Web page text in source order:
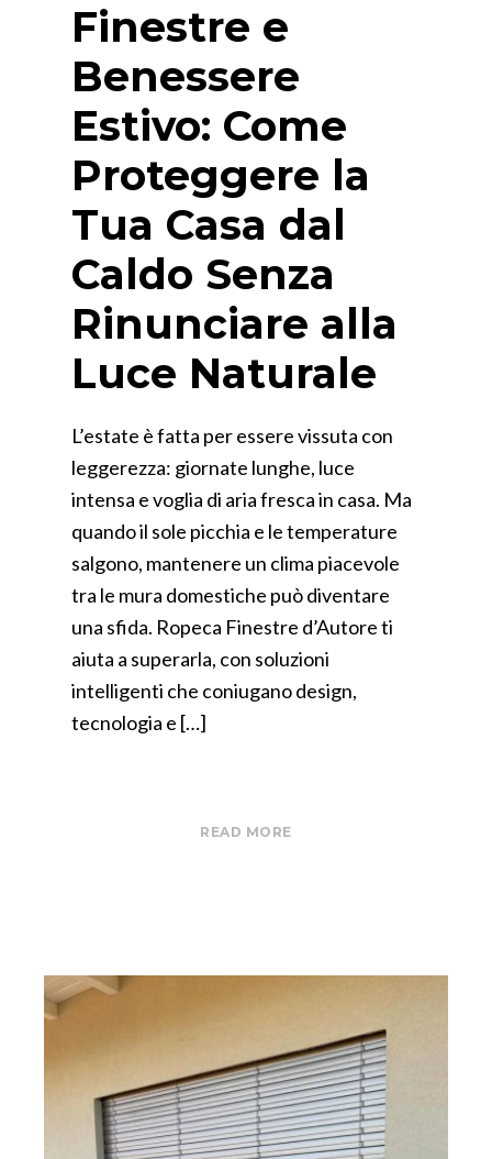
Finestre e
Benessere
Estivo: Come
Proteggere la
Tua Casa dal
Caldo Senza
Rinunciare alla
Luce Naturale
L’estate è fatta per essere vissuta con
leggerezza: giornate lunghe, luce
intensa e voglia di aria fresca in casa. Ma
quando il sole picchia e le temperature
salgono, mantenere un clima piacevole
tra le mura domestiche può diventare
una sfida. Ropeca Finestre d’Autore ti
aiuta a superarla, con soluzioni
intelligenti che coniugano design,
tecnologia e […]
READ MORE